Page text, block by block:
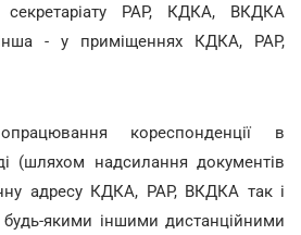
секретаріату РАР, КДКА, ВКДКА
- у приміщеннях КДКА, РАР,
кореспонденції в
(шляхом надсилання документів
адресу КДКА, РАР, ВКДКА так і
якими іншими дистанційними